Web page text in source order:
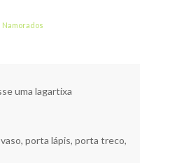
Namorados
uma lagartixa
porta lápis, porta treco,